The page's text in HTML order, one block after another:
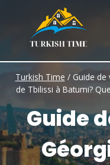
content
Turkish Time / Guide
de Tbilissi à Batumi?
Guide